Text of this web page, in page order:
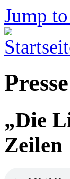
Jump
Presse
„Die
Zeilen